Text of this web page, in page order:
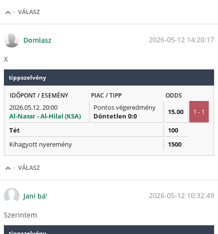
· VÁLASZ
Domlasz 2026-05-12 14:20:17
X
tippszelvény
IDŐPONT / ESEMÉNY PIAC / TIPP ODDS
2026.05.12. 20:00
Al-Nassr - Al-Hilal (KSA)
Pontos végeredmény
Döntetlen 0:0
15.00 1 - 1
Tét
100
Kihagyott nyeremény
1500
· VÁLASZ
Jani bá' 2026-05-12 10:32:49
Szerintem